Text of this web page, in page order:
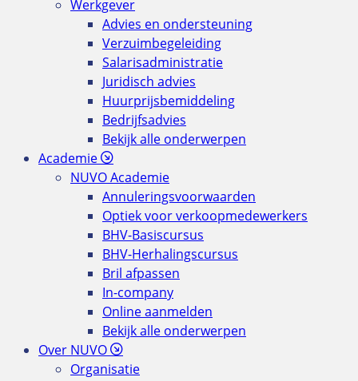
Werkgever
Advies en ondersteuning
Verzuimbegeleiding
Salarisadministratie
Juridisch advies
Huurprijsbemiddeling
Bedrijfsadvies
Bekijk alle onderwerpen
Academie
NUVO Academie
Annuleringsvoorwaarden
Optiek voor verkoopmedewerkers
BHV-Basiscursus
BHV-Herhalingscursus
Bril afpassen
In-company
Online aanmelden
Bekijk alle onderwerpen
Over NUVO
Organisatie